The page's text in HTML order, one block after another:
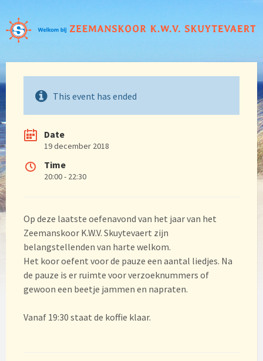
This event has ended
Date
19 december 2018
Time
20:00 - 22:30
Op deze laatste oefenavond van het jaar van het
Zeemanskoor K.W.V. Skuytevaert zijn
belangstellenden van harte welkom.
Het koor oefent voor de pauze een aantal liedjes. Na
de pauze is er ruimte voor verzoeknummers of
gewoon een beetje jammen en napraten.
Vanaf 19:30 staat de koffie klaar.